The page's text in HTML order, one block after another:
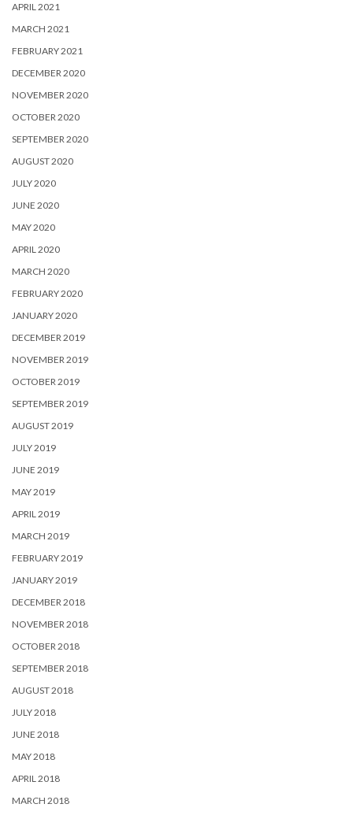
APRIL 2021
MARCH 2021
FEBRUARY 2021
DECEMBER 2020
NOVEMBER 2020
OCTOBER 2020
SEPTEMBER 2020
AUGUST 2020
JULY 2020
JUNE 2020
MAY 2020
APRIL 2020
MARCH 2020
FEBRUARY 2020
JANUARY 2020
DECEMBER 2019
NOVEMBER 2019
OCTOBER 2019
SEPTEMBER 2019
AUGUST 2019
JULY 2019
JUNE 2019
MAY 2019
APRIL 2019
MARCH 2019
FEBRUARY 2019
JANUARY 2019
DECEMBER 2018
NOVEMBER 2018
OCTOBER 2018
SEPTEMBER 2018
AUGUST 2018
JULY 2018
JUNE 2018
MAY 2018
APRIL 2018
MARCH 2018